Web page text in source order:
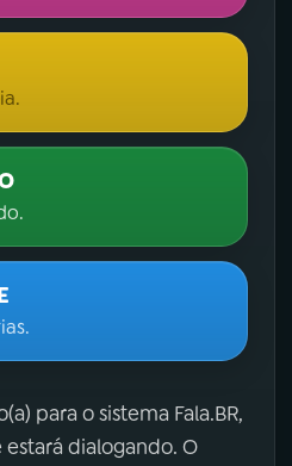
para o sistema Fala.BR,
estará dialogando. O